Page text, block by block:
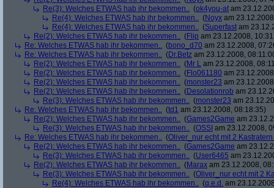
Re(3): Welches ETWAS hab ihr bekommen.. (ok4you-at am
Re(4): Welches ETWAS hab ihr bekommen.. (Noyx am
Re(4): Welches ETWAS hab ihr bekommen.. (Superfast am
Re(2): Welches ETWAS hab ihr bekommen.. (Flip am 23.12.2008,
Re: Welches ETWAS hab ihr bekommen.. (bono_d70 am 23.12.2008,
Re: Welches ETWAS hab ihr bekommen.. (Dr.Betz am 23.12.2008,
Re(2): Welches ETWAS hab ihr bekommen.. (Mr L am 23.12.2008,
Re(2): Welches ETWAS hab ihr bekommen.. (Flo061180 am
Re(2): Welches ETWAS hab ihr bekommen.. (monster23 am
Re(2): Welches ETWAS hab ihr bekommen.. (Desolationrob am
Re(3): Welches ETWAS hab ihr bekommen.. (monster23 am
Re: Welches ETWAS hab ihr bekommen.. (td1 am 23.12.2008, 08:18:35)
Re(2): Welches ETWAS hab ihr bekommen.. (Games2Game am
Re(3): Welches ETWAS hab ihr bekommen.. (OSSI am 23.12.2008,
Re: Welches ETWAS hab ihr bekommen.. (Oliver_nur echt mit 2
Re(2): Welches ETWAS hab ihr bekommen.. (Games2Game am
Re(3): Welches ETWAS hab ihr bekommen.. (User6465 am
Re(2): Welches ETWAS hab ihr bekommen.. (Marax am 23.12.2008,
Re(3): Welches ETWAS hab ihr bekommen.. (Oliver_nur echt mit 2
Re(4): Welches ETWAS hab ihr bekommen.. (q.e.d. am